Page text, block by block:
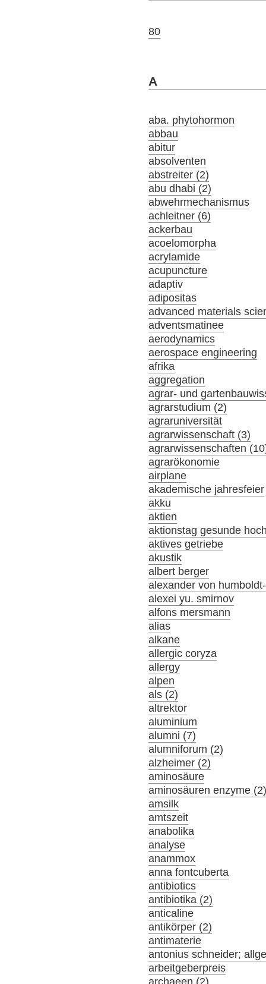
80
A
aba. phytohormon
abbau
abitur
absolventen
abstreiter (2)
abu dhabi (2)
abwehrmechanismus
achleitner (6)
ackerbau
acoelomorpha
acrylamide
acupuncture
adaptiv
adipositas
advanced materials
adventsmatinee
aerodynamics
aerospace engineering
afrika
aggregation
agrar- und
agrarstudium (2)
agraruniversität
agrarwissenschaft (3)
agrarwissenschaften
agrarökonomie
airplane
akademische jahresfeier
akku
aktien
aktionstag gesunde
aktives getriebe
akustik
albert berger
alexander von
alexei yu. smirnov
alfons mersmann
alias
alkane
allergic coryza
allergy
alpen
als (2)
altrektor
aluminium
alumni (7)
alumniforum (2)
alzheimer (2)
aminosäure
aminosäuren enzyme
amsilk
amtszeit
anabolika
analyse
anammox
anna fontcuberta
antibiotics
antibiotika (2)
anticaline
antikörper (2)
antimaterie
antonius schneider;
arbeitgeberpreis